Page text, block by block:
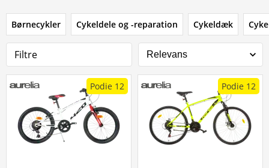
Børnecykler Cykeldele og -reparation Cykeldæk
Filtre
Podie 12 Podie 12